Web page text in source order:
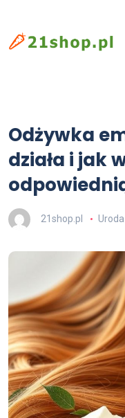
Odżywka
działa i jak
21shop.pl Uroda